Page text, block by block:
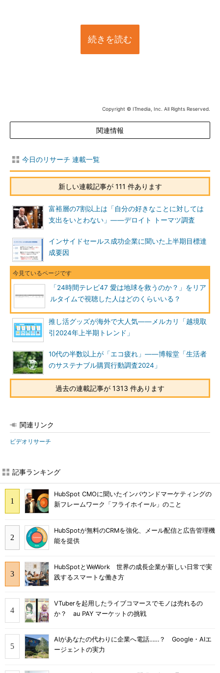
続きを読む
Copyright © ITmedia, Inc. All Rights Reserved.
関連情報
今日のリサーチ 連載一覧
新しい連載記事が 111 件あります
富裕層の7割以上は「自分の好きなことに対しては
支出をいとわない」――デロイト トーマツ調査
インサイドセールス成功企業に聞いた上半期目標達
成要因
「24時間テレビ47 愛は地球を救うのか？」をリア
ルタイムで視聴した人はどのくらいいる？
推し活グッズが海外で大人気――メルカリ「越境取
引2024年上半期トレンド」
10代の半数以上が「エコ疲れ」――博報堂「生活者
のサステナブル購買行動調査2024」
過去の連載記事が 1313 件あります
関連リンク
ビデオリサーチ
記事ランキング
HubSpot CMOに聞いたインバウンドマーケティングの
新フレームワーク「フライホイール」のこと
HubSpotが無料のCRMを強化、メール配信と広告管理機
能を提供
HubSpotとWeWork 世界の成長企業が新しい日常で実
践するスマートな働き方
VTuberを起用したライブコマースでモノは売れるの
か？ au PAY マーケットの挑戦
AIがあなたの代わりに企業へ電話……？ Google・AIエ
ージェントの実力